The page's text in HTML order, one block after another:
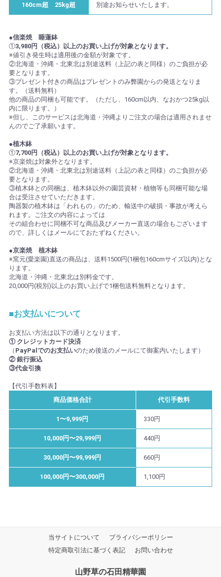
160cm超 25kg超 別途お知らせいたします。
●信楽焼 睡蓮鉢
①3,980円（税込）以上のお買い上げが対象となります。
※値引き発生時は適用後の金額が対象です。
②北海道・沖縄・北東北は別途送料（上記の表と同様）のご負担が必
要となります。
③プレゼント付きの商品はプレゼントのみ弊園からの発送となりま
す。（送料無料）
他の商品の同梱も可能です。（ただし、160cm以内、なおかつ25kg以
内に限ります。）
※但し、このサービスは北海道・沖縄よりご注文の場合は適用されませ
んのでご了承願います。
●植木鉢
①7,700円（税込）以上のお買い上げが対象となります。
※京楽焼は対象外となります。
②北海道・沖縄・北東北は別途送料（上記の表と同様）のご負担が必
要となります。
③植木鉢との同梱は、植木鉢以外の園芸資材・植物等も同梱可能な場
合は受注させていただきます。
陶器製の植木鉢は「われもの」のため、輸送中の破損・事故が考えら
れます。ご注文の内容によっては
その組合わせに同梱不可な商品及びメーカー直送の場合もございます
ので、詳しくはメールにておたずねください。
●京楽焼 植木鉢
※窯元(愛楽園)直送の商品は、送料1500円(1梱包160cmサイズ以内)とな
ります。
北海道・沖縄・北東北は別料金です。
20,000円(税別)以上のお買い上げで1梱包送料無料となります。
■お支払いについて
お支払い方法は以下の通りとなります。
① クレジットカード決済
（ PayPalでのお支払いのため後送のメールにて御案内いたします）
② 銀行振込
③代金引換
【代引手数料表】
商品価格合計
代引手数料
1〜9,999円 330円
10,000円〜29,999円 440円
30,000円〜99,999円 660円
100,000円〜300,000円 1,100円
当サイトについて
プライバシーポリシー
特定商取引法に基づく表記
お問い合わせ
山野草の石田精華園